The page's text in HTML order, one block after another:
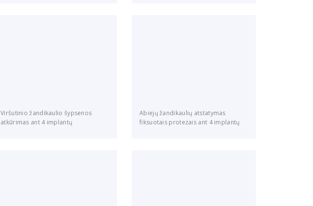
Viršutinio žandikaulio šypsenos
atkūrimas ant 4 implantų
Abiejų žandikaulių atstatymas
fiksuotais protezais ant 4 implantų